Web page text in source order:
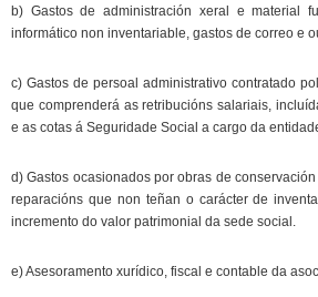
b) Gastos de administración xeral e material
informático non inventariable, gastos de correo e
c) Gastos de persoal administrativo contratado
que comprenderá as retribucións salariais,
e as cotas á Seguridade Social a cargo da
d) Gastos ocasionados por obras de
reparacións que non teñan o carácter de
incremento do valor patrimonial da sede social.
e) Asesoramento xurídico, fiscal e contable da